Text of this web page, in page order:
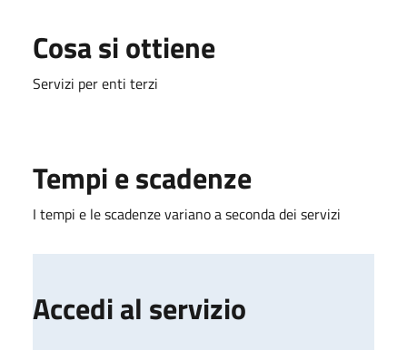
Cosa si ottiene
Servizi per enti terzi
Tempi e scadenze
I tempi e le scadenze variano a seconda dei servizi
Accedi al servizio